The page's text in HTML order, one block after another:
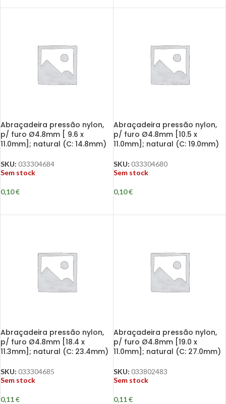
Abraçadeira pressão nylon,
p/ furo Ø4.8mm [ 9.6 x
11.0mm]; natural (C: 14.8mm)
SKU: 033304684
Sem stock
0,10€
Abraçadeira pressão nylon,
p/ furo Ø4.8mm [10.5 x
11.0mm]; natural (C: 19.0mm)
SKU: 033304680
Sem stock
0,10€
Abraçadeira pressão nylon,
p/ furo Ø4.8mm [18.4 x
11.3mm]; natural (C: 23.4mm)
SKU: 033304685
Sem stock
0,11€
Abraçadeira pressão nylon,
p/ furo Ø4.8mm [19.0 x
11.0mm]; natural (C: 27.0mm)
SKU: 033802483
Sem stock
0,11€